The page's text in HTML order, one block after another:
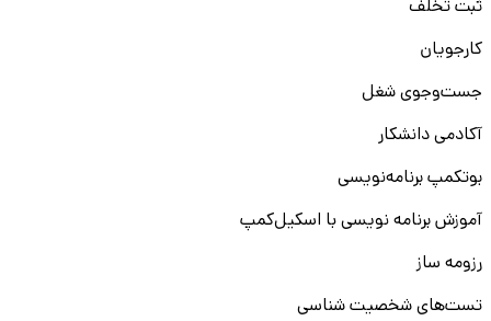
ثبت تخلف
کارجویان
جست‌و‌جوی شغل
آکادمی دانشکار
بوتکمپ برنامه‌نویسی
آموزش برنامه نویسی با اسکیل‌کمپ
رزومه ساز
تست‌های شخصیت شناسی